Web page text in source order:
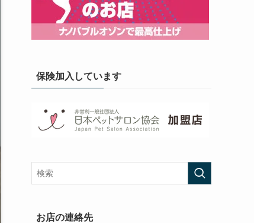
保険加入しています
お店の連絡先